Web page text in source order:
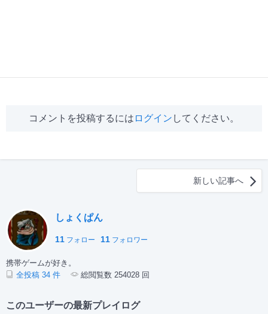
コメントを投稿するには ログイン してください。
新しい記事へ
しょくぱん
11 フォロー 11 フォロワー
携帯ゲームが好き。
全投稿 34 件
総閲覧数 254028 回
このユーザーの最新プレイログ